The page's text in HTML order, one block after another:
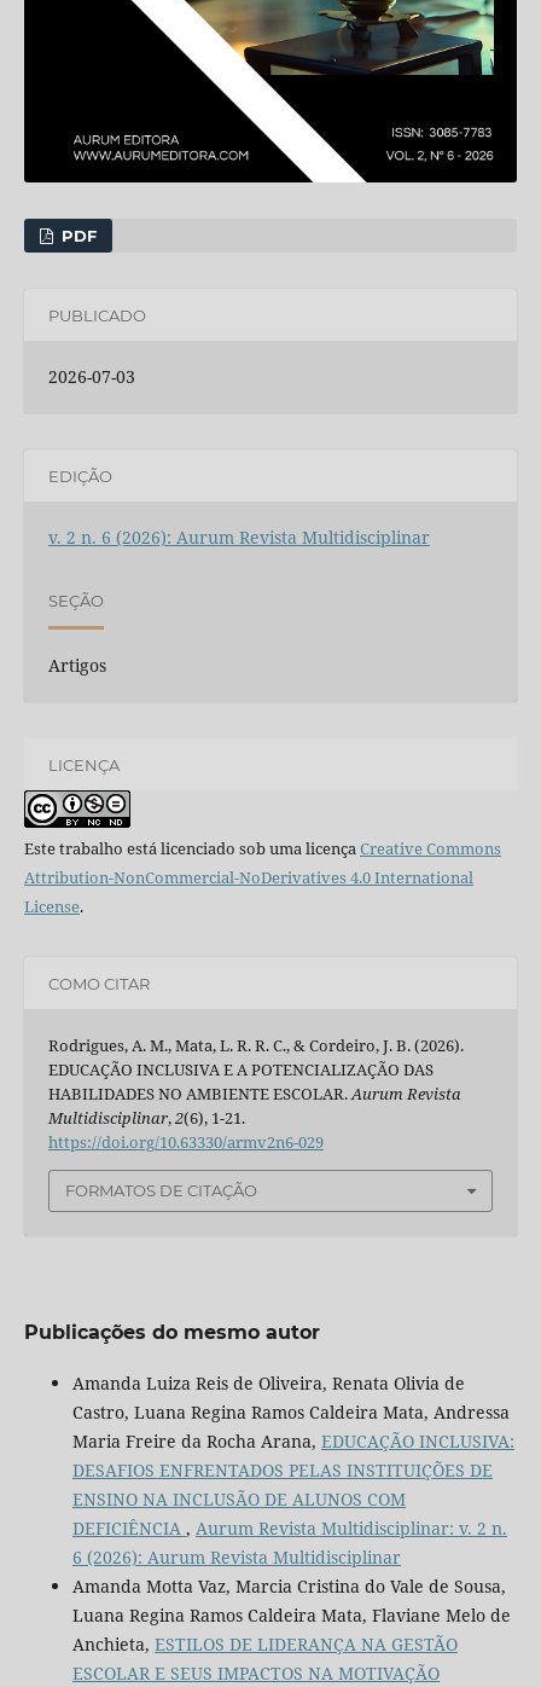
PDF
PUBLICADO
2026-07-03
EDIÇÃO
v. 2 n. 6 (2026): Aurum Revista Multidisciplinar
SEÇÃO
Artigos
LICENÇA
Este trabalho está licenciado sob uma licençaCreative Commons
Attribution-NonCommercial-NoDerivatives 4.0 International
License.
COMO CITAR
Rodrigues, A. M., Mata, L. R. R. C., & Cordeiro, J. B. (2026).
EDUCAÇÃO INCLUSIVA E A POTENCIALIZAÇÃO DAS
HABILIDADES NO AMBIENTE ESCOLAR.Aurum Revista
Multidisciplinar,2(6), 1-21.
https://doi.org/10.63330/armv2n6-029
FORMATOS DE CITAÇÃO
Publicações do mesmo autor
Amanda Luiza Reis de Oliveira, Renata Olivia de
Castro, Luana Regina Ramos Caldeira Mata, Andressa
Maria Freire da Rocha Arana, EDUCAÇÃO INCLUSIVA:
DESAFIOS ENFRENTADOS PELAS INSTITUIÇÕES DE
ENSINO NA INCLUSÃO DE ALUNOS COM
DEFICIÊNCIA , Aurum Revista Multidisciplinar: v. 2 n.
6 (2026): Aurum Revista Multidisciplinar
Amanda Motta Vaz, Marcia Cristina do Vale de Sousa,
Luana Regina Ramos Caldeira Mata, Flaviane Melo de
Anchieta, ESTILOS DE LIDERANÇA NA GESTÃO
ESCOLAR E SEUS IMPACTOS NA MOTIVAÇÃO